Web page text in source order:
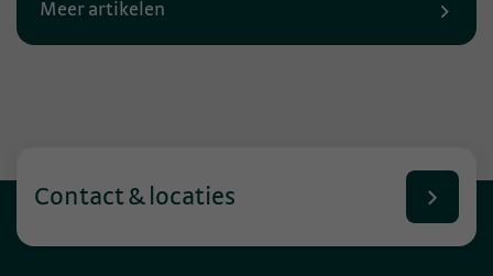
Meer artikelen
Contact & locaties